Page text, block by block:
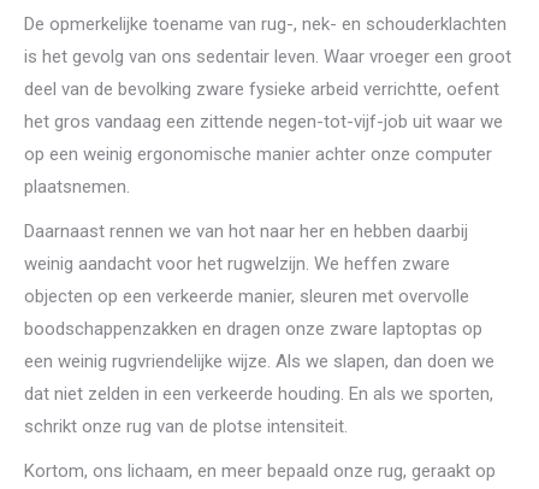
De opmerkelijke toename van rug-, nek- en schouderklachten
is het gevolg van ons sedentair leven. Waar vroeger een groot
deel van de bevolking zware fysieke arbeid verrichtte, oefent
het gros vandaag een zittende negen-tot-vijf-job uit waar we
op een weinig ergonomische manier achter onze computer
plaatsnemen.
Daarnaast rennen we van hot naar her en hebben daarbij
weinig aandacht voor het rugwelzijn. We heffen zware
objecten op een verkeerde manier, sleuren met overvolle
boodschappenzakken en dragen onze zware laptoptas op
een weinig rugvriendelijke wijze. Als we slapen, dan doen we
dat niet zelden in een verkeerde houding. En als we sporten,
schrikt onze rug van de plotse intensiteit.
Kortom, ons lichaam, en meer bepaald onze rug, geraakt op